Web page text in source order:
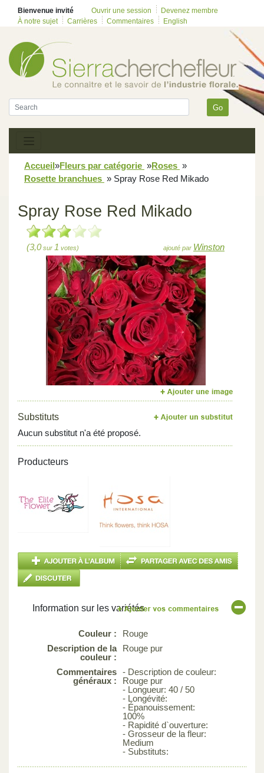
Bienvenue invité Ouvrir une session
Devenez membre
À notre sujet
Carrières Commentaires English
Go
Accueil»Fleurs par catégorie »Roses »
Rosette branchues » Spray Rose Red Mikado
Spray Rose Red Mikado
(3,0sur 1 votes) ajouté par Winston
Previous Next
Substituts
Aucun substitut n'a été proposé.
Producteurs
Information sur les variétés
Couleur :
Rouge
Description de la
couleur :
Rouge pur
Commentaires
généraux :
- Description de couleur:
Rouge pur
- Longueur: 40 / 50
- Longévité:
- Épanouissement:
100%
- Rapidité d`ouverture:
- Grosseur de la fleur:
Medium
- Substituts: